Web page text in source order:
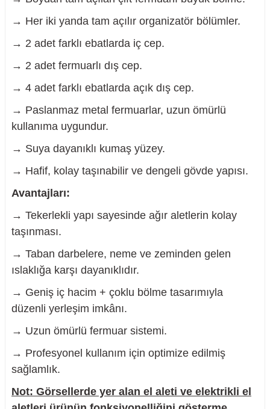
→ Her iki yanda tam açılır organizatör bölümler.
→ 2 adet farklı ebatlarda iç cep.
→ 2 adet fermuarlı dış cep.
→ 4 adet farklı ebatlarda açık dış cep.
→ Paslanmaz metal fermuarlar, uzun ömürlü
kullanıma uygundur.
→ Suya dayanıklı kumaş yüzey.
→ Hafif, kolay taşınabilir ve dengeli gövde yapısı.
Avantajları:
→ Tekerlekli yapı sayesinde ağır aletlerin kolay
taşınması.
→ Taban darbelere, neme ve zeminden gelen
ıslaklığa karşı dayanıklıdır.
→ Geniş iç hacim + çoklu bölme tasarımıyla
düzenli yerleşim imkânı.
→ Uzun ömürlü fermuar sistemi.
→ Profesyonel kullanım için optimize edilmiş
sağlamlık.
Not: Görsellerde yer alan el aleti ve elektrikli el